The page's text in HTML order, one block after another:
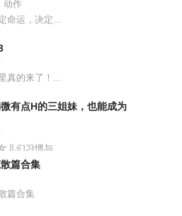
动作
命运，决定...
真的来了！...
有点H的三姐妹，也能成为
儿们习惯与...
篇合集
篇合集